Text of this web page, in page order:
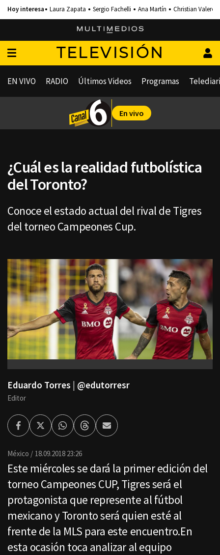
Laura Zapata Sergio Fachelli Ana Martín Christian Valero
TELEVISIÓN
EN VIVO RADIO Últimos Videos Programas
En vivo
¿Cuál es la realidad futbolística
del Toronto?
Conoce el estado actual del rival de Tigres
del torneo Campeones Cup.
Eduardo Torres | @edutorresr
Editor
FacebookTwitterWhatsappThreadsEnviar
por
México 18.09.2018 23:26
Este miércoles se dará la primer edición del
torneo Campeones CUP, Tigres será el
protagonista que represente al fútbol
mexicano y Toronto será quien esté al
frente de la MLS para este encuentro.En
esta ocasión toca analizar al equipo